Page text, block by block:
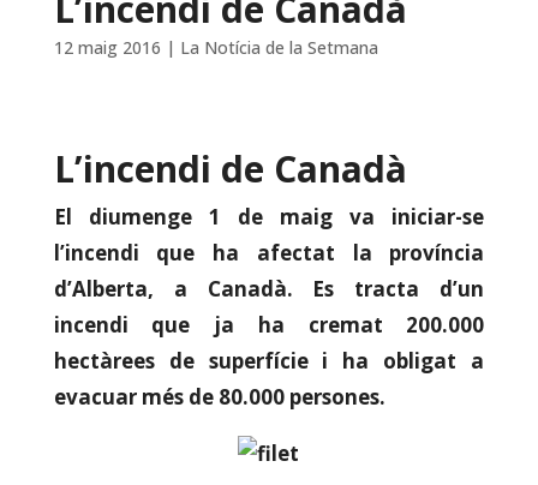
12 maig 2016 | La Notícia de la Setmana
L’incendi de Canadà
El diumenge 1 de maig va iniciar-se
l’incendi que ha afectat la província
d’Alberta, a Canadà. Es tracta d’un
incendi que ja ha cremat 200.000
hectàrees de superfície i ha obligat a
evacuar més de 80.000 persones.